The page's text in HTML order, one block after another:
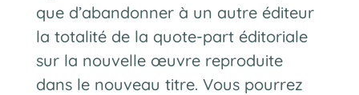
que d’abandonner à un autre éditeur
la totalité de la quote-part éditoriale
sur la nouvelle œuvre reproduite
dans le nouveau titre. Vous pourrez